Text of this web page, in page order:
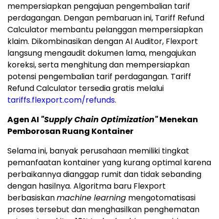
mempersiapkan pengajuan pengembalian tarif
perdagangan. Dengan pembaruan ini, Tariff Refund
Calculator membantu pelanggan mempersiapkan
klaim. Dikombinasikan dengan AI Auditor, Flexport
langsung mengaudit dokumen lama, mengajukan
koreksi, serta menghitung dan mempersiapkan
potensi pengembalian tarif perdagangan. Tariff
Refund Calculator tersedia gratis melalui
tariffs.flexport.com/refunds.
Agen AI "Supply Chain Optimization"Menekan
Pemborosan Ruang Kontainer
Selama ini, banyak perusahaan memiliki tingkat
pemanfaatan kontainer yang kurang optimal karena
perbaikannya dianggap rumit dan tidak sebanding
dengan hasilnya. Algoritma baru Flexport
berbasiskanmachine learning mengotomatisasi
proses tersebut dan menghasilkan penghematan